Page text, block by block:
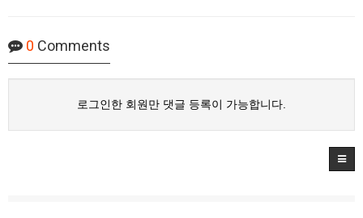
0 Comments
로그인한 회원만 댓글 등록이 가능합니다.